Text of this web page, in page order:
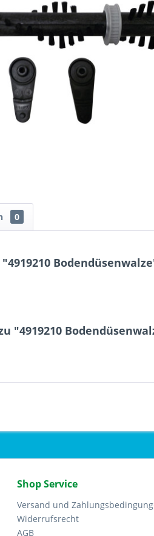
0
"4919210
Shop Service
Versand und
Widerrufsrecht
AGB